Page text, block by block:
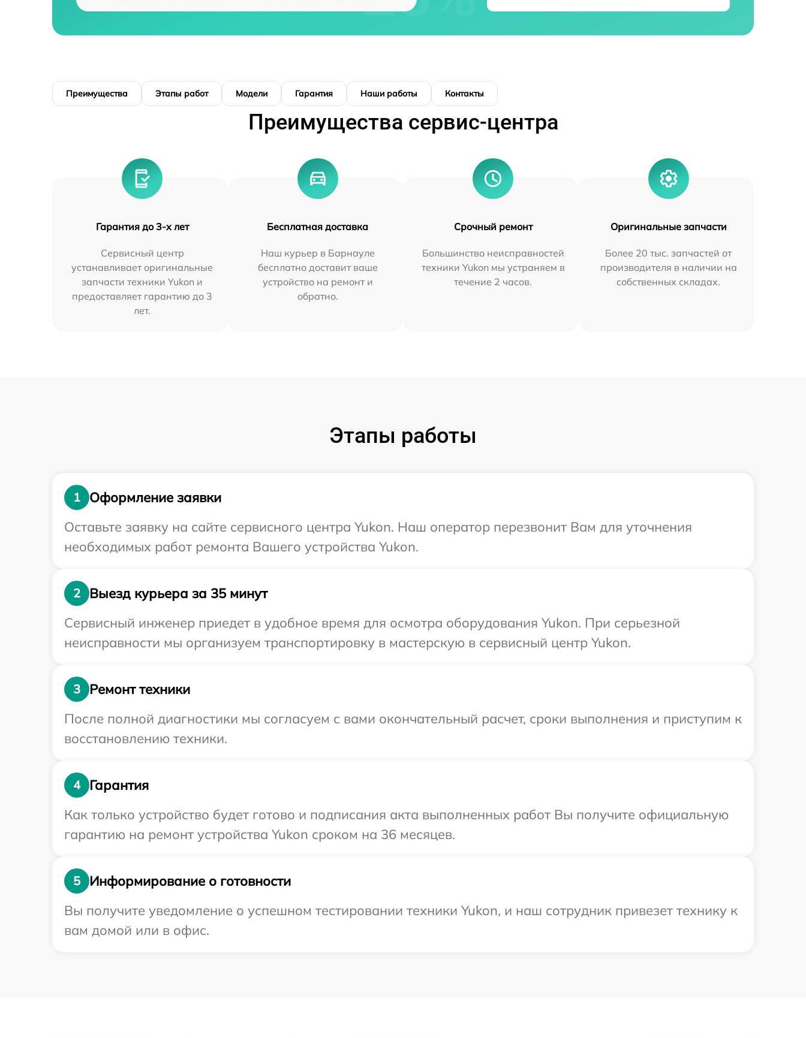
Преимущества Этапы работ Модели Гарантия Наши работы Контакты
Преимущества сервис-центра
Гарантия до 3-х лет
Сервисный центр
устанавливает оригинальные
запчасти техники Yukon и
предоставляет гарантию до 3
лет.
Бесплатная доставка
Наш курьер в Барнауле
бесплатно доставит ваше
устройство на ремонт и
обратно.
Срочный ремонт
Большинство неисправностей
техники Yukon мы устраняем в
течение 2 часов.
Оригинальные запчасти
Более 20 тыс. запчастей от
производителя в наличии на
собственных складах.
Этапы работы
1
Оформление заявки
Оставьте заявку на сайте сервисного центра Yukon. Наш оператор перезвонит Вам для уточнения
необходимых работ ремонта Вашего устройства Yukon.
2
Выезд курьера за 35 минут
Сервисный инженер приедет в удобное время для осмотра оборудования Yukon. При серьезной
неисправности мы организуем транспортировку в мастерскую в сервисный центр Yukon.
3
Ремонт техники
После полной диагностики мы согласуем с вами окончательный расчет, сроки выполнения и приступим к
восстановлению техники.
4
Гарантия
Как только устройство будет готово и подписания акта выполненных работ Вы получите официальную
гарантию на ремонт устройства Yukon сроком на 36 месяцев.
5
Информирование о готовности
Вы получите уведомление о успешном тестировании техники Yukon, и наш сотрудник привезет технику к
вам домой или в офис.